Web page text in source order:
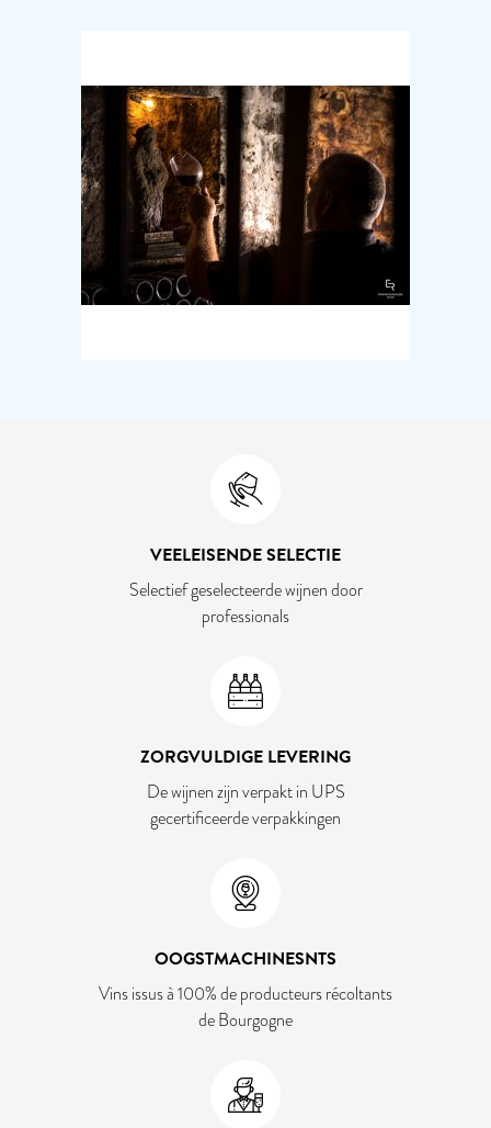
VEELEISENDE SELECTIE
Selectief geselecteerde wijnen door
professionals
ZORGVULDIGE LEVERING
De wijnen zijn verpakt in UPS
gecertificeerde verpakkingen
OOGSTMACHINESNTS
Vins issus à 100% de producteurs récoltants
de Bourgogne